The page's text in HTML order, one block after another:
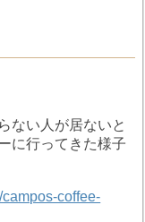
ない人が居ないと
に行ってきた様子
coffee-